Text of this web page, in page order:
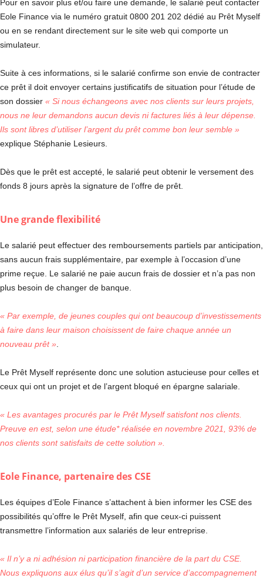
Pour en savoir plus et/ou faire une demande, le salarié peut contacter
Eole Finance via le numéro gratuit 0800 201 202 dédié au Prêt Myself
ou en se rendant directement sur le site web qui comporte un
simulateur.
Suite à ces informations, si le salarié confirme son envie de contracter
ce prêt il doit envoyer certains justificatifs de situation pour l’étude de
son dossier « Si nous échangeons avec nos clients sur leurs projets,
nous ne leur demandons aucun devis ni factures liés à leur dépense.
Ils sont libres d’utiliser l’argent du prêt comme bon leur semble »
explique Stéphanie Lesieurs.
Dès que le prêt est accepté, le salarié peut obtenir le versement des
fonds 8 jours après la signature de l’offre de prêt.
Une grande flexibilité
Le salarié peut effectuer des remboursements partiels par anticipation,
sans aucun frais supplémentaire, par exemple à l’occasion d’une
prime reçue. Le salarié ne paie aucun frais de dossier et n’a pas non
plus besoin de changer de banque.
« Par exemple, de jeunes couples qui ont beaucoup d’investissements
à faire dans leur maison choisissent de faire chaque année un
nouveau prêt »
Le Prêt Myself représente donc une solution astucieuse pour celles et
ceux qui ont un projet et de l’argent bloqué en épargne salariale.
« Les avantages procurés par le Prêt Myself satisfont nos clients.
Preuve en est, selon une étude* réalisée en novembre 2021, 93% de
nos clients sont satisfaits de cette solution ».
Eole Finance, partenaire des CSE
Les équipes d’Eole Finance s’attachent à bien informer les CSE des
possibilités qu’offre le Prêt Myself, afin que ceux-ci puissent
transmettre l’information aux salariés de leur entreprise.
« Il n’y a ni adhésion ni participation financière de la part du CSE.
Nous expliquons aux élus qu’il s’agit d’un service d’accompagnement